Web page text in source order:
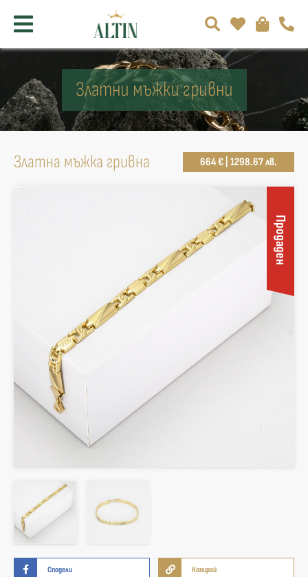
Златни мъжки гривни
Златна мъжка гривна 664 € | 1298.67 лв.
Продаден
Сподели Копирай